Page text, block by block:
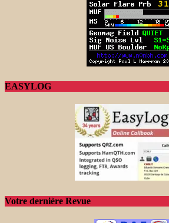
EASYLOG
Votre dernière Revue